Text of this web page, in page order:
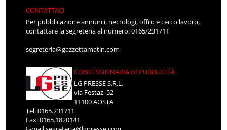
CONTATTACI
Per pubblicazione annunci, necrologi, offro e cerco lavoro,
contattare la segreteria al numero: 0165/231711
segreteria@gazzettamatin.com
CONCESSIONARIA DI PUBBLICITÀ
LG PRESSE S.R.L.
via Festaz, 52
11100 AOSTA
Tel: 0165.231711
Fax: 0165.1820141